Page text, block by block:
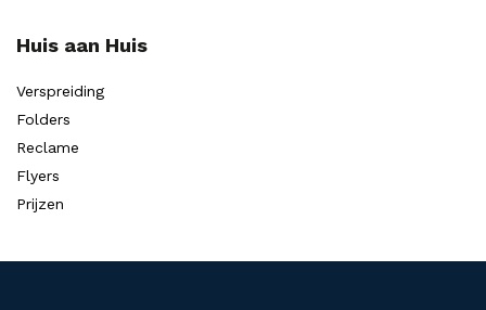
Huis aan Huis
Verspreiding
Folders
Reclame
Flyers
Prijzen